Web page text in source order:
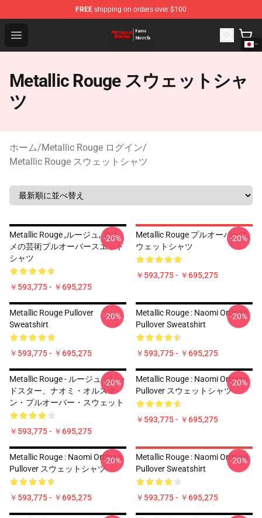
FREE shipping on orders over $100
Open menu
Metallic Rouge Store - Official Metallic Rouge
Metallic Rouge スウェットシャ
ツ
ホーム/Metallic Rouge ログイン/
Metallic Rouge スウェットシャツ
Metallic Rouge ,ルージュ, アニ
メの芸術プルオーバースエット
シャツ
￥593,775 - ￥695,275
-20%
Metallic Rouge プルオーバース
ウェットシャツ
￥593,775 - ￥695,275
-20%
Metallic Rouge Pullover
Sweatshirt
￥593,775 - ￥695,275
-20%
Metallic Rouge : Naomi Ortman
Pullover Sweatshirt
￥593,775 - ￥695,275
-20%
Metallic Rouge - ルージュ・レッ
ドスター、ナオミ・オルスマ
ン・プルオーバー・スウェット
￥593,775 - ￥695,275
-20%
Metallic Rouge : Naomi Ortman
Pullover スウェットシャツ
￥593,775 - ￥695,275
-20%
Metallic Rouge : Naomi Ortman
Pullover スウェットシャツ
￥593,775 - ￥695,275
-20%
Metallic Rouge : Naomi Ortman
Pullover Sweatshirt
￥593,775 - ￥695,275
-20%